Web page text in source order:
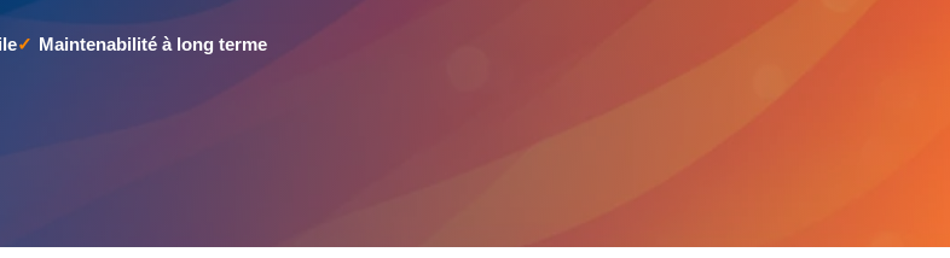
Maintenabilité à long terme